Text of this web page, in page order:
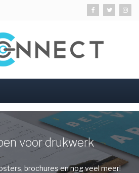
voor drukwerk
brochures en nog veel meer!